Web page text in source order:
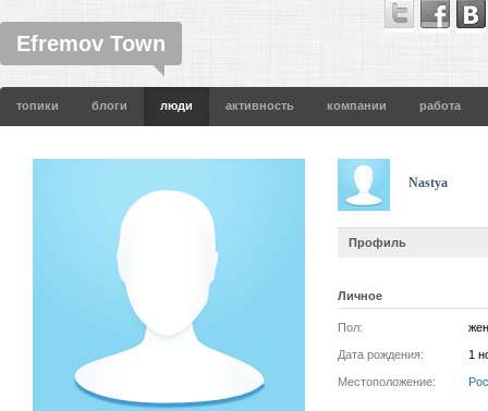
Efremov Town
топики блоги люди активность компании работа
Nastya
Профиль
Личное
Пол:
Дата рождения: 1
Местоположение: